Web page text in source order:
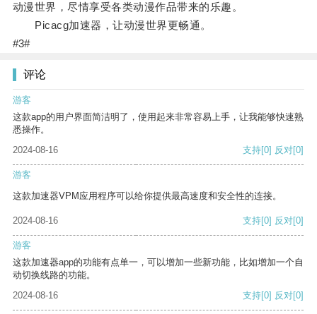
动漫世界，尽情享受各类动漫作品带来的乐趣。
Picacg加速器，让动漫世界更畅通。
#3#
评论
游客
这款app的用户界面简洁明了，使用起来非常容易上手，让我能够快速熟
悉操作。
2024-08-16
支持[0] 反对[0]
游客
这款加速器VPM应用程序可以给你提供最高速度和安全性的连接。
2024-08-16 支持[0] 反对[0]
游客
这款加速器app的功能有点单一，可以增加一些新功能，比如增加一个自
动切换线路的功能。
2024-08-16
支持[0] 反对[0]